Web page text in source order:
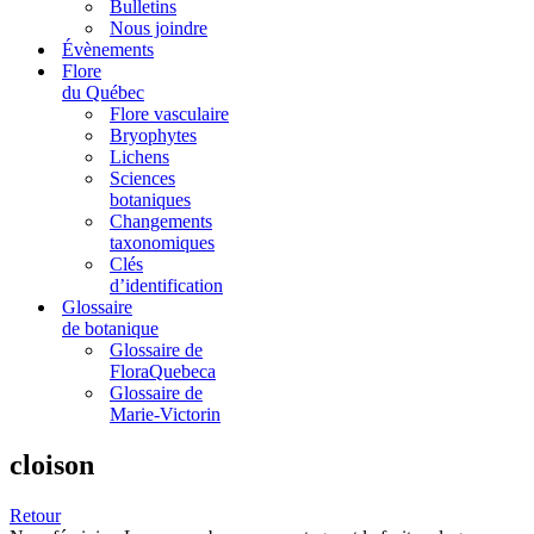
Bulletins
Nous joindre
Évènements
Flore
du Québec
Flore vasculaire
Bryophytes
Lichens
Sciences
botaniques
Changements
taxonomiques
Clés
d’identification
Glossaire
de botanique
Glossaire de
FloraQuebeca
Glossaire de
Marie-Victorin
cloison
Retour